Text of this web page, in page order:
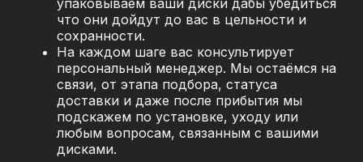
упаковываем ваши диски дабы убедиться
что они дойдут до вас в цельности и
сохранности.
На каждом шаге вас консультирует
персональный менеджер. Мы остаёмся на
связи, от этапа подбора, статуса
доставки и даже после прибытия мы
подскажем по установке, уходу или
любым вопросам, связанным с вашими
дисками.